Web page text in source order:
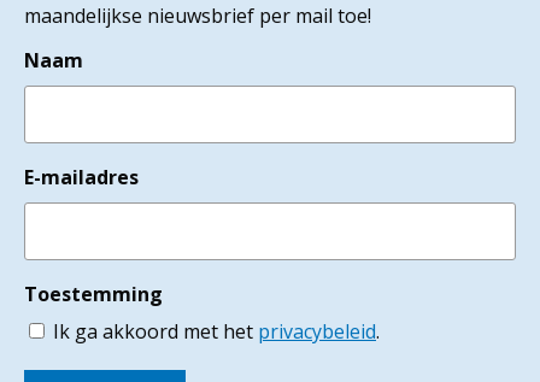
maandelijkse nieuwsbrief per mail toe!
Naam
E-mailadres
Toestemming
Ik ga akkoord met het privacybeleid.